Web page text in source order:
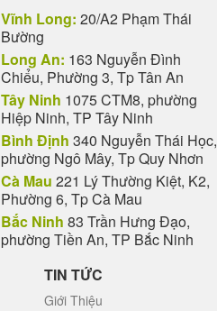
Vĩnh Long: 20/A2 Phạm Thái
Bường
Long An: 163 Nguyễn Đình
Chiểu, Phường 3, Tp Tân An
Tây Ninh 1075 CTM8, phường
Hiệp Ninh, TP Tây Ninh
Bình Định 340 Nguyễn Thái Học,
phường Ngô Mây, Tp Quy Nhơn
Cà Mau 221 Lý Thường Kiệt, K2,
Phường 6, Tp Cà Mau
Bắc Ninh 83 Trần Hưng Đạo,
phường Tiền An, TP Bắc Ninh
TIN TỨC
Giới Thiệu